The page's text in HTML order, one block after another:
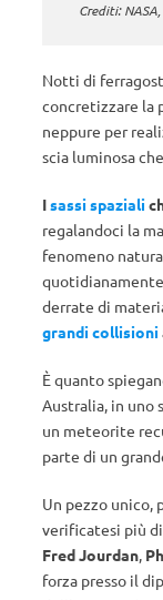
Crediti:
Notti di
concretizzare la
neppure per
scia luminosa
Isassi spaziali
regalandoci la
fenomeno
derrate di
grandi collisioni
È quanto
Australia, in uno
un meteorite
parte di un
Un pezzo unico,
verificatesi più
Fred Jourdan,
forza presso il